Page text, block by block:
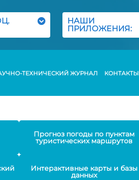
НАШИ
ПРИЛОЖЕНИЯ:
ТЕХНИЧЕСКИЙ ЖУРНАЛ КОНТАКТЫ
Прогноз погоды по пунктам
туристических маршрутов
Интерактивные карты и базы
данных